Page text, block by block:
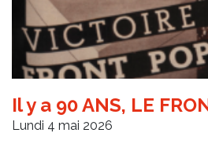
Il y a 90 ANS, LE
Lundi 4 mai 2026